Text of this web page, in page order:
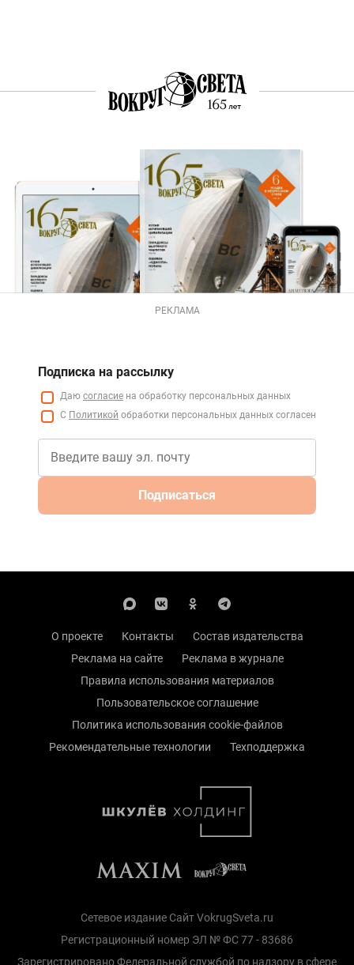
РЕКЛАМА
Подписка на рассылку
Даю согласие на обработку персональных данных
С Политикой обработки персональных данных согласен
Подписаться
О проекте Контакты
Состав издательства
Реклама на сайте
Реклама в журнале
Правила использования материалов
Пользовательское соглашение
Политика использования cookie-файлов
Рекомендательные технологии
Техподдержка
Сетевое издание Сайт VokrugSveta.ru
Регистрационный номер ЭЛ № ФС 77 - 83686
Зарегистрировано Федеральной службой по надзору в сфере